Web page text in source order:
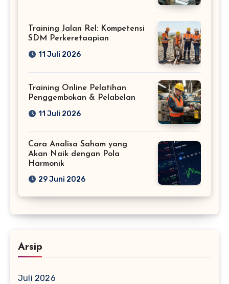
Training Jalan Rel: Kompetensi
SDM Perkeretaapian
11 Juli 2026
Training Online Pelatihan
Penggembokan & Pelabelan
11 Juli 2026
Cara Analisa Saham yang
Akan Naik dengan Pola
Harmonik
29 Juni 2026
Arsip
Juli 2026